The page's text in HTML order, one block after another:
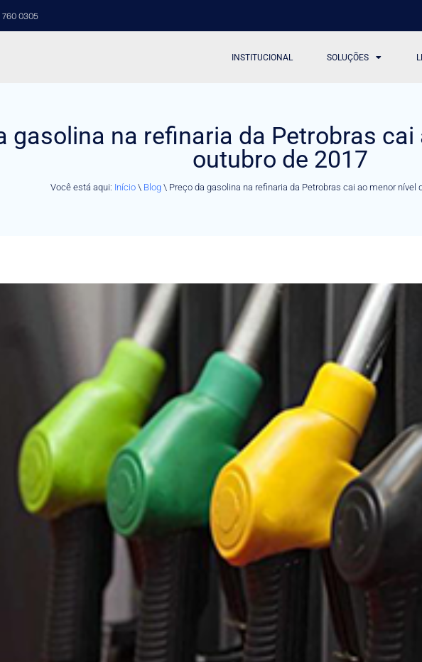
760 0305
INSTITUCIONAL SOLUÇÕES
gasolina na refinaria da Petrobras
outubro de 2017
Você está aqui: Início\ Blog\ Preço da gasolina na refinaria da Petrobras cai ao menor nível